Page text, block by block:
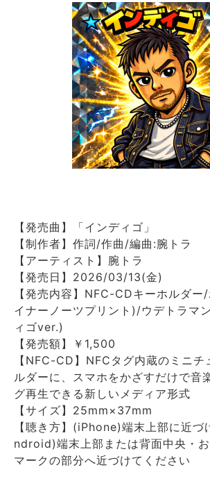
【発売曲】「インディゴ」
【制作者】作詞/作曲/編曲:腕トラ
【アーティスト】腕トラ
【発売日】2026/03/13(金)
【発売内容】NFC-CDキーホルダー
イナーノーツプリント)/ウデトラマ
ィゴver.)
【発売額】￥1,500
【NFC-CD】NFCタグ内蔵のミニ
ルダーに、スマホをかざすだけで音
グ再生できる新しいメディア形式
【サイズ】25mm×37mm
【聴き方】(iPhone)端末上部に近
ndroid)端末上部または背面中央・
マークの部分へ近づけてください